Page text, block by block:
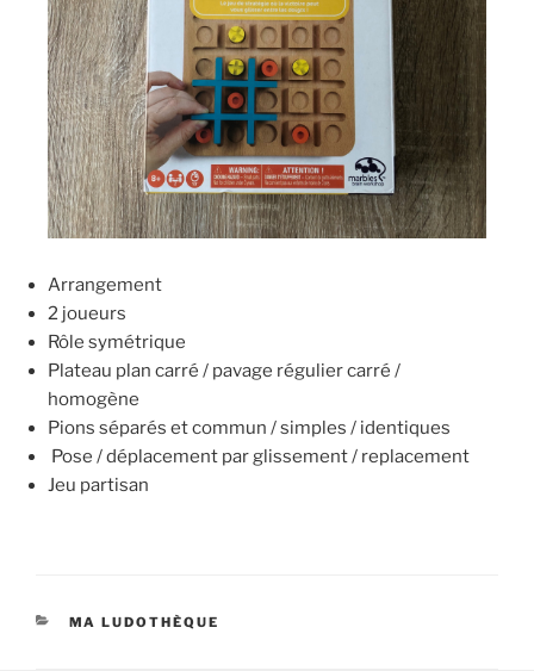
Arrangement
2 joueurs
Rôle symétrique
Plateau plan carré / pavage régulier carré /
homogène
Pions séparés et commun / simples / identiques
Pose / déplacement par glissement / replacement
Jeu partisan
MA LUDOTHÈQUE